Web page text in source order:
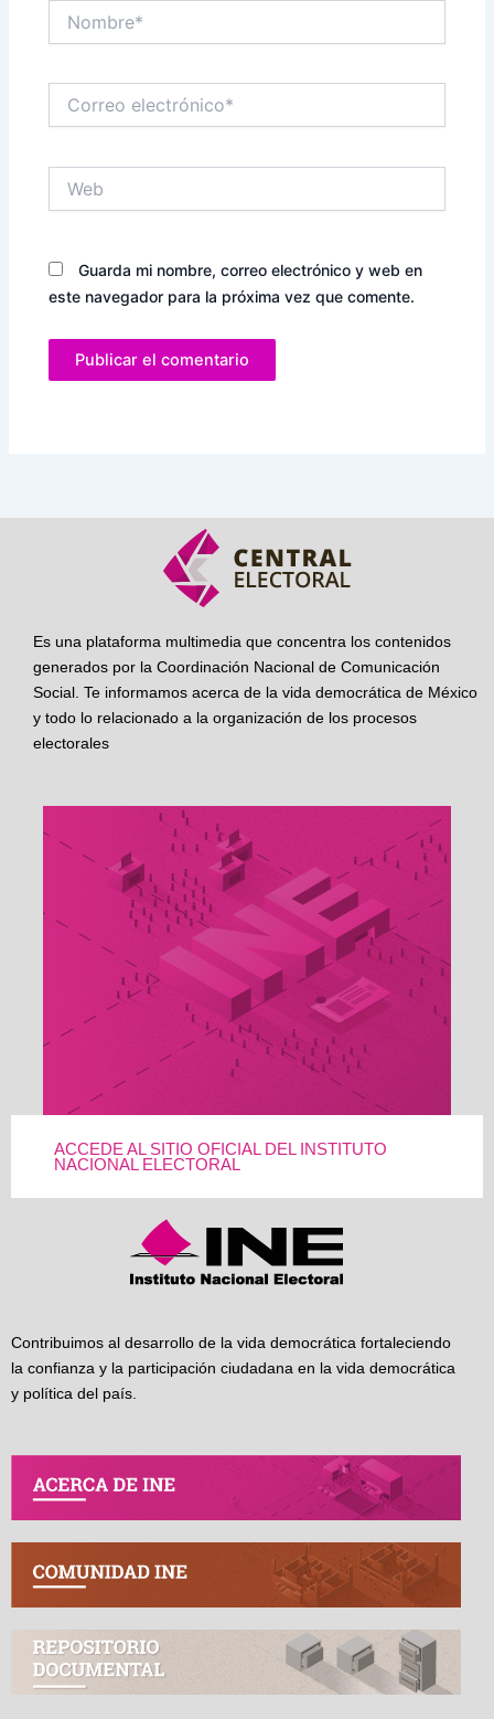
electrónico*
Guarda mi nombre, correo electrónico y web en
este navegador para la próxima vez que comente.
Es una plataforma multimedia que concentra los contenidos
generados por la Coordinación Nacional de Comunicación
Social. Te informamos acerca de la vida democrática de México
y todo lo relacionado a la organización de los procesos
electorales
ACCEDE AL SITIO OFICIAL DEL INSTITUTO
NACIONAL ELECTORAL
Contribuimos al desarrollo de la vida democrática fortaleciendo
la confianza y la participación ciudadana en la vida democrática
y política del país.